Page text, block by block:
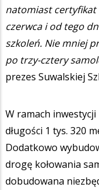
natomiast certyfikat
czerwca i od tego
szkoleń. Nie mniej
po trzy-cztery
prezes Suwalskiej
W ramach
długości 1 tys. 320
Dodatkowo
drogę kołowania
dobudowana